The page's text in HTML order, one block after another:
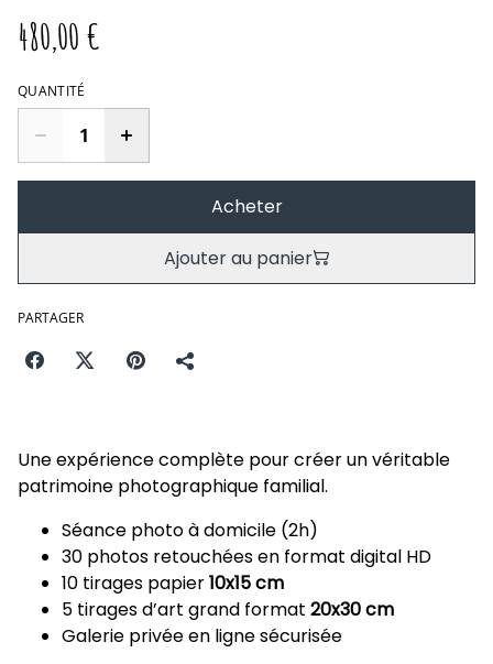
480,00 €
QUANTITÉ
Acheter
Ajouter au panier
PARTAGER
Une expérience complète pour créer un véritable
patrimoine photographique familial.
Séance photo à domicile (2h)
30 photos retouchées en format digital HD
10 tirages papier10x15 cm
5 tirages d’art grand format 20x30 cm
Galerie privée en ligne sécurisée